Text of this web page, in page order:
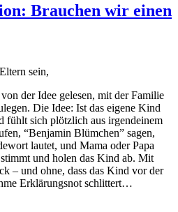
Brauchen wir einen
der Idee gelesen, mit der Familie
Die Idee: Ist das eigene Kind
fühlt sich plötzlich aus irgendeinem
“Benjamin Blümchen” sagen,
lautet, und Mama oder Papa
und holen das Kind ab. Mit
– und ohne, dass das Kind vor der
Erklärungsnot schlittert…